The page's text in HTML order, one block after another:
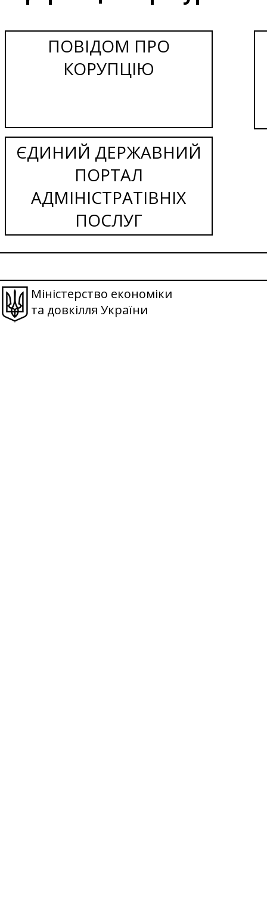
ПОВІДОМ ПРО
КОРУПЦІЮ
ЄДИНИЙ ДЕРЖАВНИЙ
ПОРТАЛ
АДМІНІСТРАТІВНІХ
ПОСЛУГ
Міністерство економіки
та довкілля України